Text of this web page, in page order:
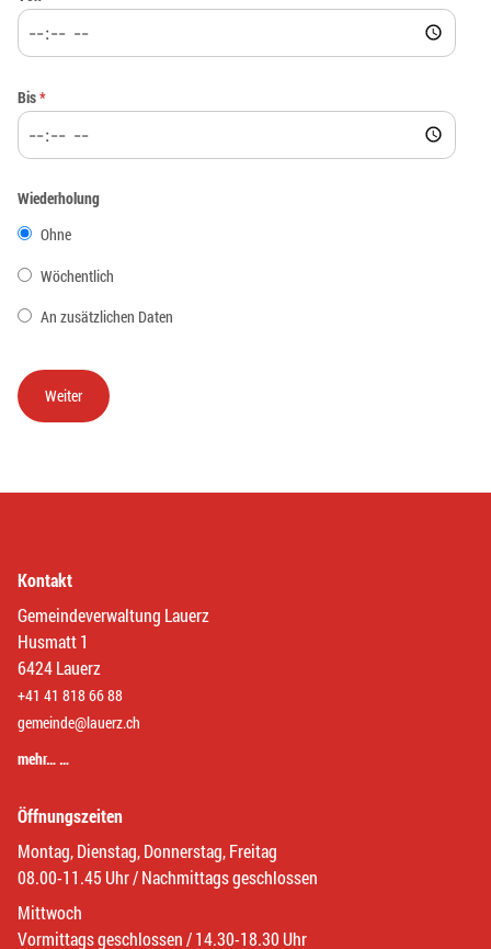
Bis*
Wiederholung
Ohne
Wöchentlich
An zusätzlichen Daten
Kontakt
Gemeindeverwaltung Lauerz
Husmatt 1
6424 Lauerz
+41 41 818 66 88
gemeinde@lauerz.ch
mehr… …
Öffnungszeiten
Montag, Dienstag, Donnerstag, Freitag
08.00-11.45 Uhr / Nachmittags geschlossen
Mittwoch
Vormittags geschlossen / 14.30-18.30 Uhr